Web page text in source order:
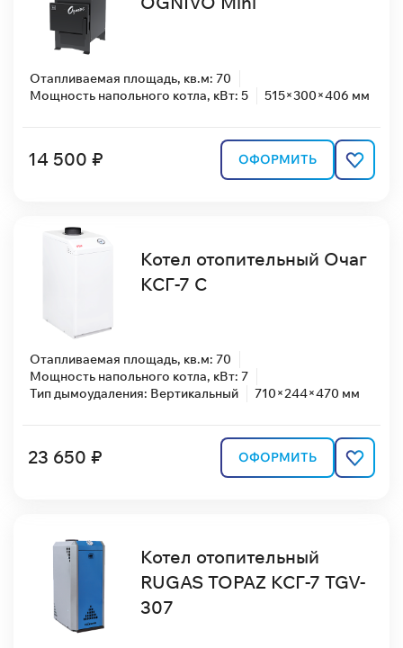
Отапливаемая площадь, кв.м: 70
Мощность напольного котла, кВт: 5
515×300×406 мм
14 500 ₽ ОФОРМИТЬ
Котел отопительный Очаг
КСГ-7 С
Отапливаемая площадь, кв.м: 70
Мощность напольного котла, кВт: 7
Тип дымоудаления: Вертикальный
710×244×470 мм
23 650 ₽ ОФОРМИТЬ
Котел отопительный
RUGAS TOPAZ КСГ-7 TGV-
307